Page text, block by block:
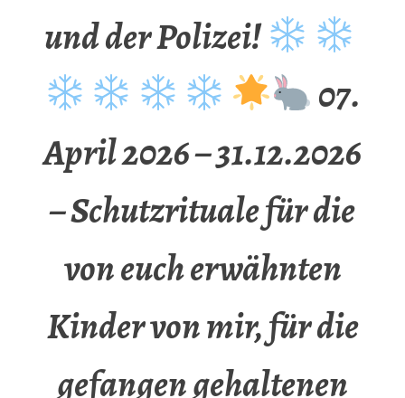
und der Polizei!
07.
April 2026 – 31.12.2026
– Schutzrituale für die
von euch erwähnten
Kinder von mir, für die
gefangen gehaltenen